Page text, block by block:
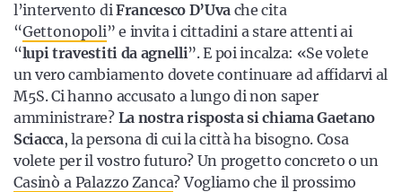
l’intervento diFrancesco D’Uva che cita
“Gettonopoli” e invita i cittadini a stare attenti ai
“lupi travestiti da agnelli”. E poi incalza: «Se volete
un vero cambiamento dovete continuare ad affidarvi al
M5S. Ci hanno accusato a lungo di non saper
amministrare? La nostra risposta si chiama Gaetano
Sciacca, la persona di cui la città ha bisogno. Cosa
volete per il vostro futuro? Un progetto concreto o un
Casinò a Palazzo Zanca? Vogliamo che il prossimo